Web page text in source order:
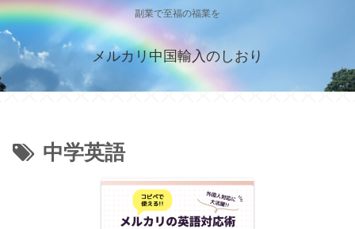
副業で至福の福業を
メルカリ中国輸入のしおり
中学英語